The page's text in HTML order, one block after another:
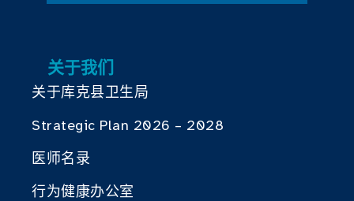
关于我们
关于库克县卫生局
Strategic Plan 2026 – 2028
医师名录
行为健康办公室